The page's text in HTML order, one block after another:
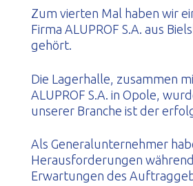
Zum vierten Mal haben wir
Firma ALUPROF S.A. aus
gehört.
Die Lagerhalle, zusammen
ALUPROF S.A. in Opole,
unserer Branche ist der
Als Generalunternehmer
Herausforderungen
Erwartungen des